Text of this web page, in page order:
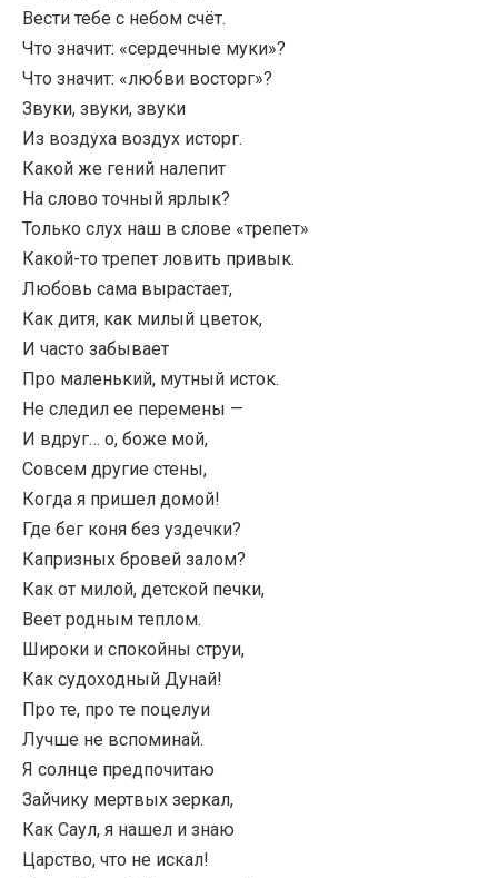
Вести тебе с небом счёт.
Что значит: «сердечные муки»?
Что значит: «любви восторг»?
Звуки, звуки, звуки
Из воздуха воздух исторг.
Какой же гений налепит
На слово точный ярлык?
Только слух наш в слове «трепет»
Какой-то трепет ловить привык.
Любовь сама вырастает,
Как дитя, как милый цветок,
И часто забывает
Про маленький, мутный исток.
Не следил ее перемены —
И вдруг… о, боже мой,
Совсем другие стены,
Когда я пришел домой!
Где бег коня без уздечки?
Капризных бровей залом?
Как от милой, детской печки,
Веет родным теплом.
Широки и спокойны струи,
Как судоходный Дунай!
Про те, про те поцелуи
Лучше не вспоминай.
Я солнце предпочитаю
Зайчику мертвых зеркал,
Как Саул, я нашел и знаю
Царство, что не искал!